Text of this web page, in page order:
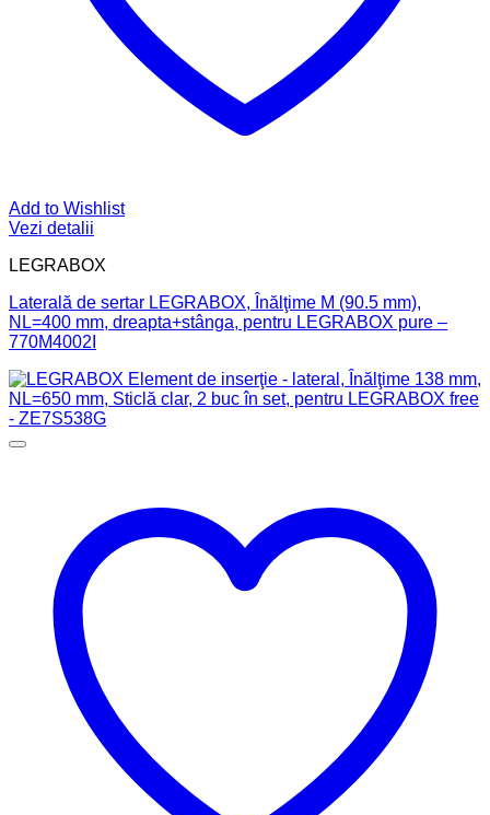
Add to Wishlist
Vezi detalii
LEGRABOX
Laterală de sertar LEGRABOX, Înălţime M (90.5 mm),
NL=400 mm, dreapta+stânga, pentru LEGRABOX pure –
770M4002I